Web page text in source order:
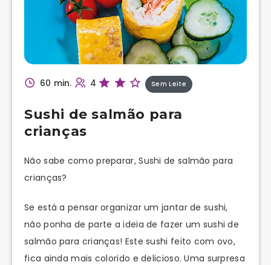
60 min. 4 Sem Leite
Sushi de salmão para
crianças
Não sabe como preparar, Sushi de salmão para
crianças?
Se está a pensar organizar um jantar de sushi,
não ponha de parte a ideia de fazer um sushi de
salmão para crianças! Este sushi feito com ovo,
fica ainda mais colorido e delicioso. Uma surpresa